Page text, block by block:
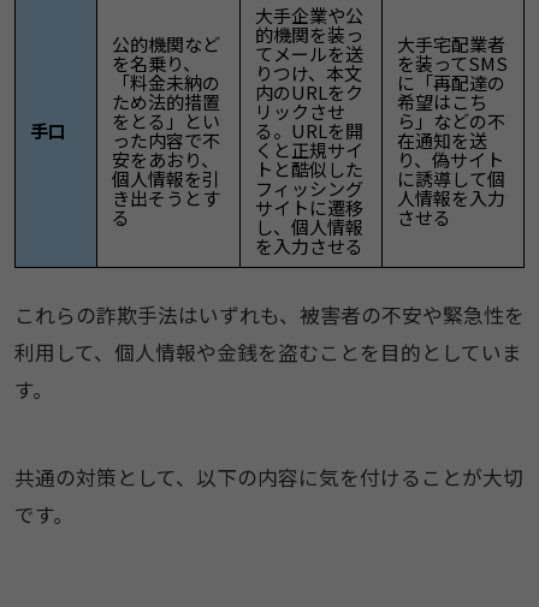
手口
公的機関など
を名乗り、
「料金未納の
ため法的措置
をとる」とい
った内容で不
安をあおり、
個人情報を引
き出そうとす
る
大手企業や公
的機関を装っ
てメールを送
りつけ、本文
内のURLをク
リックさせ
る。URLを開
くと正規サイ
トと酷似した
フィッシング
サイトに遷移
し、個人情報
を入力させる
大手宅配業者
を装ってSMS
に「再配達の
希望はこち
ら」などの不
在通知を送
り、偽サイト
に誘導して個
人情報を入力
させる
これらの詐欺手法はいずれも、被害者の不安や緊急性を
利用して、個人情報や金銭を盗むことを目的としていま
す。
共通の対策として、以下の内容に気を付けることが大切
です。